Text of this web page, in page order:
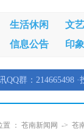
生活休闲 文
信息公告 印
QQ群：214665498
： 苍南新闻网 -> 苍